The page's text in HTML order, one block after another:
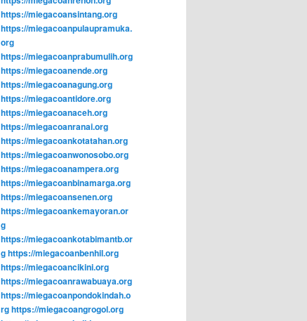
https://miegacoansintang.org
https://miegacoanpulaupramuka.
org
https://miegacoanprabumulih.org
https://miegacoanende.org
https://miegacoanagung.org
https://miegacoantidore.org
https://miegacoanaceh.org
https://miegacoanranai.org
https://miegacoankotatahan.org
https://miegacoanwonosobo.org
https://miegacoanampera.org
https://miegacoanbinamarga.org
https://miegacoansenen.org
https://miegacoankemayoran.or
g
https://miegacoankotabimantb.or
ghttps://miegacoanbenhil.org
https://miegacoancikini.org
https://miegacoanrawabuaya.org
https://miegacoanpondokindah.o
rghttps://miegacoangrogol.org